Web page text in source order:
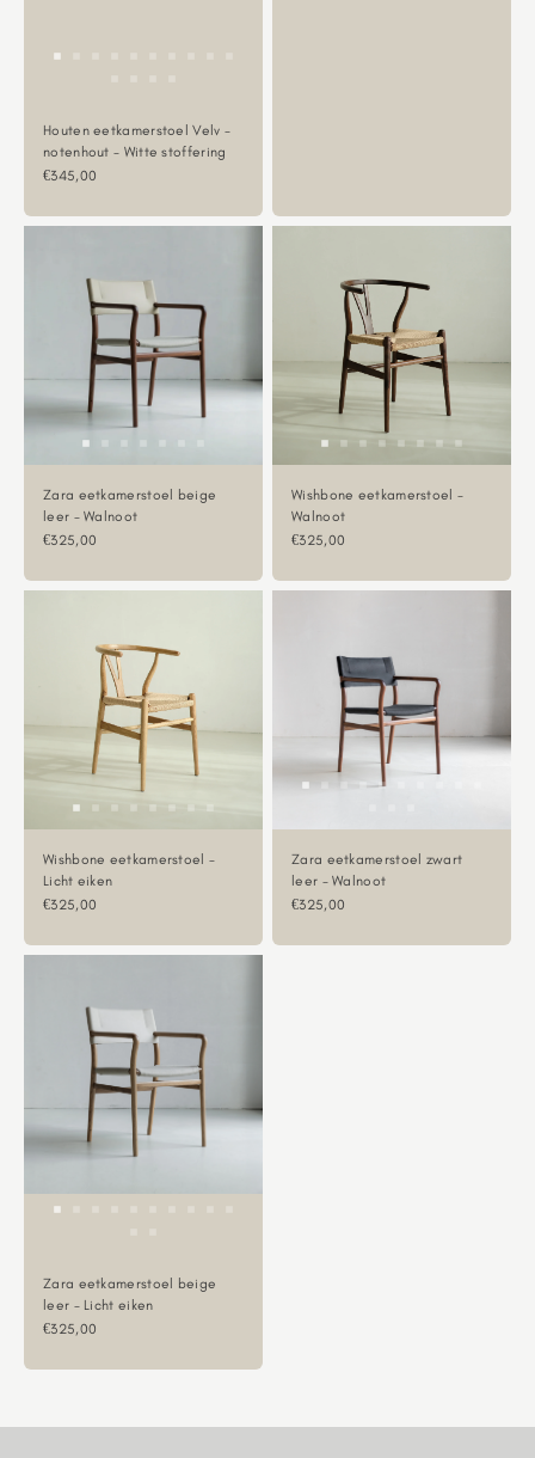
Houten eetkamerstoel Velv -
notenhout - Witte stoffering
Aanbiedingsprijs
€345,00
Zara eetkamerstoel beige
leer - Walnoot
Aanbiedingsprijs
€325,00
Wishbone eetkamerstoel -
Walnoot
Aanbiedingsprijs
€325,00
Wishbone eetkamerstoel -
Licht eiken
Aanbiedingsprijs
€325,00
Zara eetkamerstoel zwart
leer - Walnoot
Aanbiedingsprijs
€325,00
Zara eetkamerstoel beige
leer - Licht eiken
Aanbiedingsprijs
€325,00